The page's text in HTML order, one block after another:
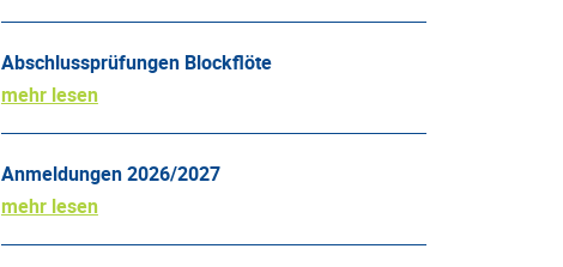
Abschlussprüfungen Blockflöte
mehr lesen
Anmeldungen 2026/2027
mehr lesen